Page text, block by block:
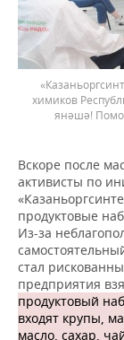
химиков
янәшә!
Вскоре после
активисты по
продуктовые
Из-за
стал
предприятия
продуктовый
входят крупы,
масло, сахар,